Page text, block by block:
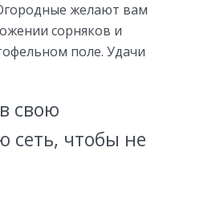
желают вам
сорняков и
поле. Удачи
свою
сеть, чтобы не